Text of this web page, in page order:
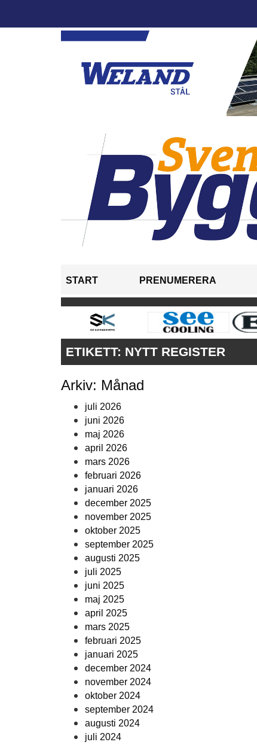
START PRENUMERERA
ETIKETT: NYTT REGISTER
Arkiv: Månad
juli 2026
juni 2026
maj 2026
april 2026
mars 2026
februari 2026
januari 2026
december 2025
november 2025
oktober 2025
september 2025
augusti 2025
juli 2025
juni 2025
maj 2025
april 2025
mars 2025
februari 2025
januari 2025
december 2024
november 2024
oktober 2024
september 2024
augusti 2024
juli 2024